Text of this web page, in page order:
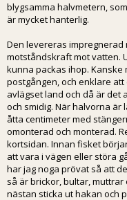
blygsamma halvmetern,
är mycket hanterlig.
Den levereras impregnerad
motståndskraft mot vatten.
kunna packas ihop. Kanske
postgången, och enklare
avlägset land och då är det
och smidig. När halvorna är
åtta centimeter med
omonterad och monterad.
kortsidan. Innan fisket
att vara i vägen eller störa
har jag noga prövat så att
så är brickor, bultar,
nästan sticka ut hakan och